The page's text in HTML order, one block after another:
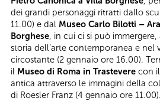
dei grandi personaggi ritratti dallo
11.00) e dal Museo Carlo Bilotti –
Borghese, in cui ci si può
storia dell’arte contemporanea e nel
circostante (2 gennaio ore 16.00).
il Museo di Roma in Trastevere con
antica attraverso le immagini della
di Roesler Franz (4 gennaio ore 11.00).